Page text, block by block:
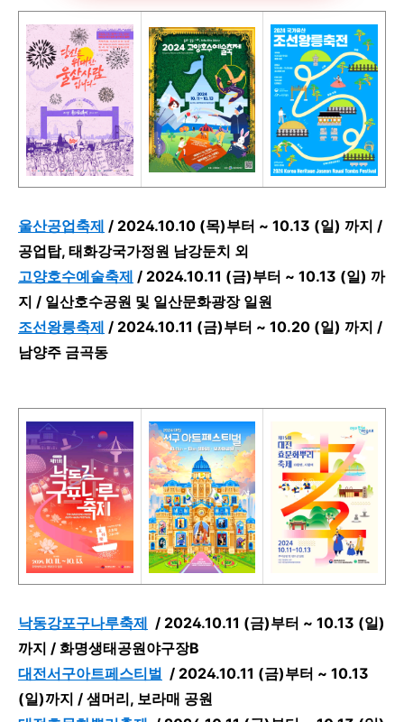
울산공업축제 / 2024.10.10 (목)부터 ~ 10.13 (일) 까지 /
공업탑, 태화강국가정원 남강둔치 외
고양호수예술축제 / 2024.10.11 (금)부터 ~ 10.13 (일) 까
지 / 일산호수공원 및 일산문화광장 일원
조선왕릉축제 / 2024.10.11 (금)부터 ~ 10.20 (일) 까지 /
남양주 금곡동
낙동강포구나루축제 / 2024.10.11 (금)부터 ~ 10.13 (일)
까지 / 화명생태공원야구장B
대전서구아트페스티벌 / 2024.10.11 (금)부터 ~ 10.13
(일)까지 / 샘머리, 보라매 공원